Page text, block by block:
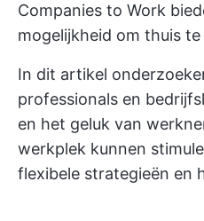
Companies to Work
mogelijkheid om thuis
In dit artikel
professionals en
en het geluk van
werkplek kunnen
flexibele strategieën en